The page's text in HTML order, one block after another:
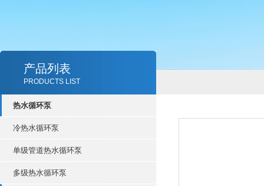
产品列表
PRODUCTS LIST
热水循环泵
冷热水循环泵
单级管道热水循环泵
多级热水循环泵